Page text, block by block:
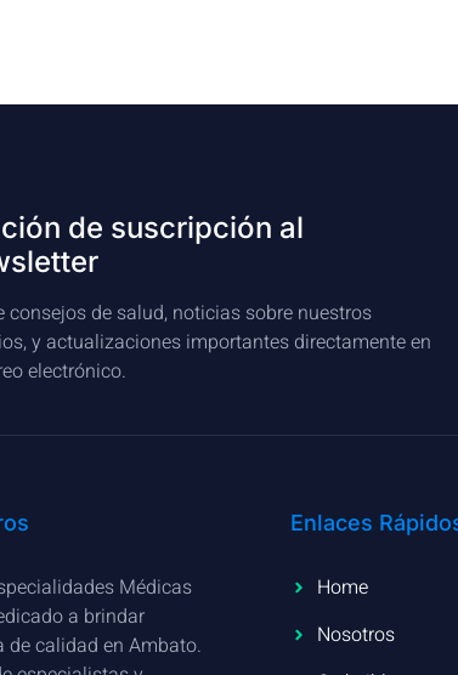
de suscripción al
consejos de salud, noticias sobre nuestros
y actualizaciones importantes directamente en
electrónico.
Médicas
a brindar
de calidad en Ambato.
Enlaces
Home
Nosotros